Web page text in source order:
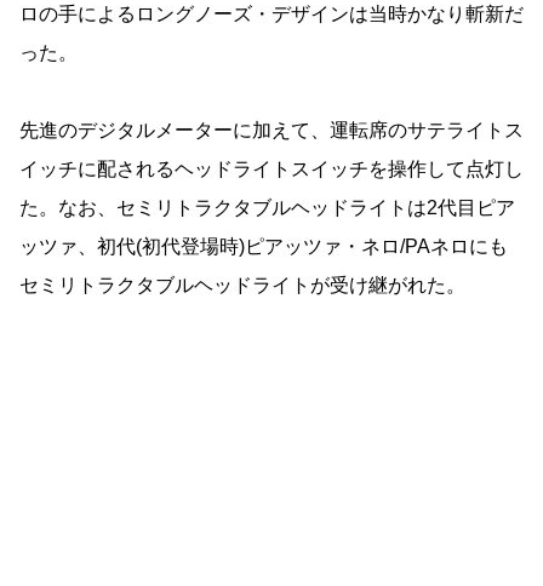
ロの手によるロングノーズ・デザインは当時かなり斬新だ
った。
先進のデジタルメーターに加えて、運転席のサテライトス
イッチに配されるヘッドライトスイッチを操作して点灯し
た。なお、セミリトラクタブルヘッドライトは2代目ピア
ッツァ、初代(初代登場時)ピアッツァ・ネロ/PAネロにも
セミリトラクタブルヘッドライトが受け継がれた。